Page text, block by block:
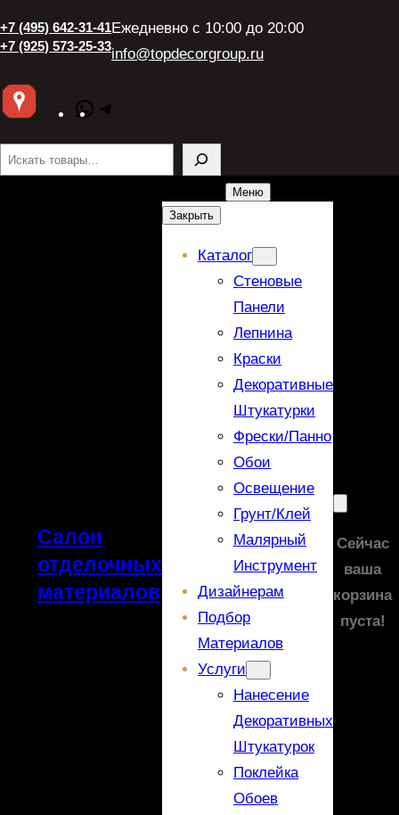
+7 (495) 642-31-41
+7 (925) 573-25-33
Ежедневно с 10:00 до 20:00
info@topdecorgroup.ru
WhatsApp
Поиск
Салон
отделочных
материалов
Меню
Закрыть
Каталог
Стеновые
Панели
Лепнина
Краски
Декоративные
Штукатурки
Фрески/панно
Обои
Освещение
Грунт/Клей
Малярный
Инструмент
Дизайнерам
Подбор
Материалов
Услуги
Нанесение
Декоративных
Штукатурок
Поклейка
Обоев
Сейчас
ваша
корзина
пуста!